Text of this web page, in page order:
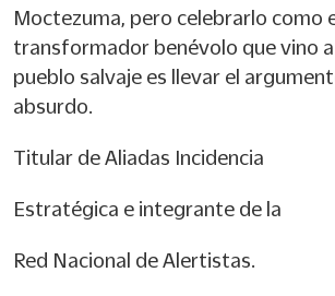
Moctezuma, pero celebrarlo como
transformador benévolo que vino a
pueblo salvaje es llevar el
absurdo.
Titular de Aliadas Incidencia
Estratégica e integrante de la
Red Nacional de Alertistas.